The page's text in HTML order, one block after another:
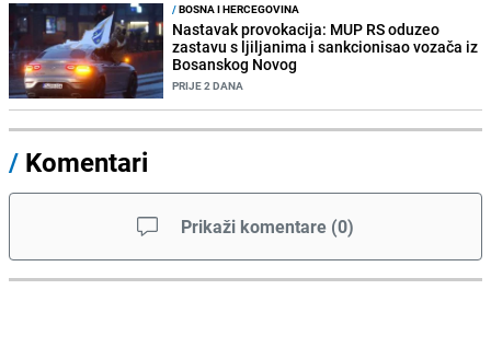
/BOSNA I HERCEGOVINA
Nastavak provokacija: MUP RS oduzeo
zastavu s ljiljanima i sankcionisao vozača iz
Bosanskog Novog
PRIJE 2 DANA
/ Komentari
Prikaži komentare (0)